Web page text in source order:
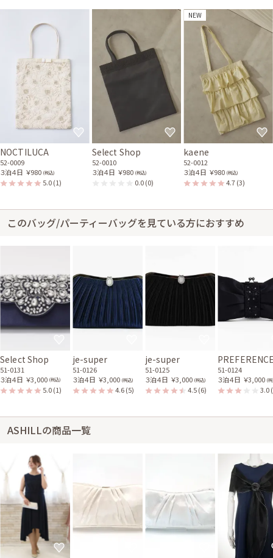
NOCTILUCA
52-0009
３泊４日 ￥980 (税込)
5.0(1)
Select Shop
52-0010
３泊４日 ￥980 (税込)
0.0(0)
NEW
kaene
52-0012
３泊４日 ￥980 (税込)
4.7(3)
このバッグ/パーティーバッグを見ている方におすすめ
Select Shop
51-0131
３泊４日 ￥3,000 (税込)
5.0(1)
je-super
51-0126
３泊４日 ￥3,000 (税込)
4.6(5)
je-super
51-0125
３泊４日 ￥3,000 (税込)
4.5(6)
51-0124
３泊４日 ￥3,000 (
3.0
ASHILLの商品一覧